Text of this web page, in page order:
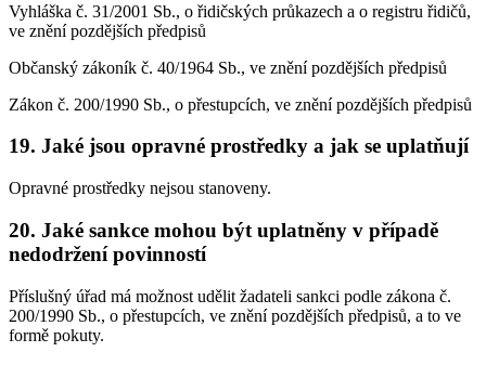
Vyhláška č. 31/2001 Sb., o řidičských průkazech a o registru řidičů,
ve znění pozdějších předpisů
Občanský zákoník č. 40/1964 Sb., ve znění pozdějších předpisů
Zákon č. 200/1990 Sb., o přestupcích, ve znění pozdějších předpisů
19. Jaké jsou opravné prostředky a jak se uplatňují
Opravné prostředky nejsou stanoveny.
20. Jaké sankce mohou být uplatněny v případě
nedodržení povinností
Příslušný úřad má možnost udělit žadateli sankci podle zákona č.
200/1990 Sb., o přestupcích, ve znění pozdějších předpisů, a to ve
formě pokuty.